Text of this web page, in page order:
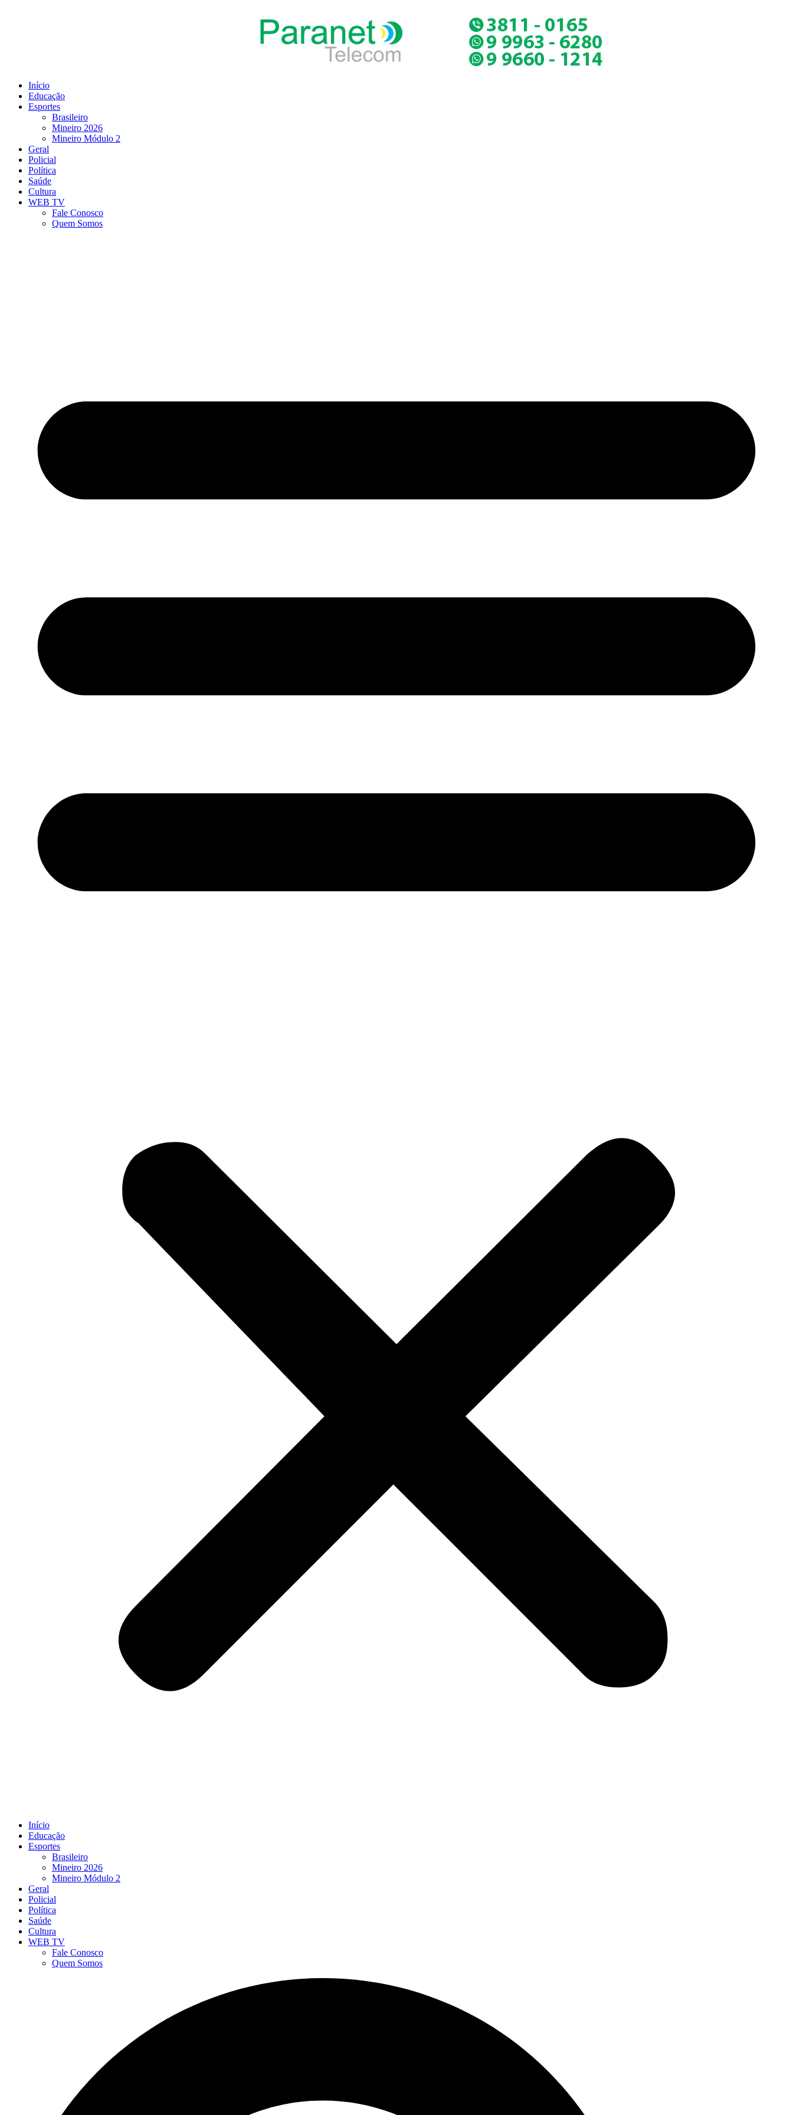
Início
Educação
Esportes
Brasileiro
Mineiro 2026
Mineiro Módulo 2
Geral
Policial
Política
Saúde
Cultura
WEB TV
Fale Conosco
Quem Somos
Início
Educação
Esportes
Brasileiro
Mineiro 2026
Mineiro Módulo 2
Geral
Policial
Política
Saúde
Cultura
WEB TV
Fale Conosco
Quem Somos